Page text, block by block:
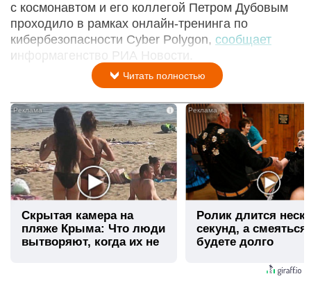
с космонавтом и его коллегой Петром Дубовым
проходило в рамках онлайн-тренинга по
кибербезопасности Cyber Polygon, сообщает
информагенство РИА Новости.
Читать полностью
i
Скрытая камера на
пляже Крыма: Что люди
вытворяют, когда их не
Ролик длится
секунд, а
будете долго